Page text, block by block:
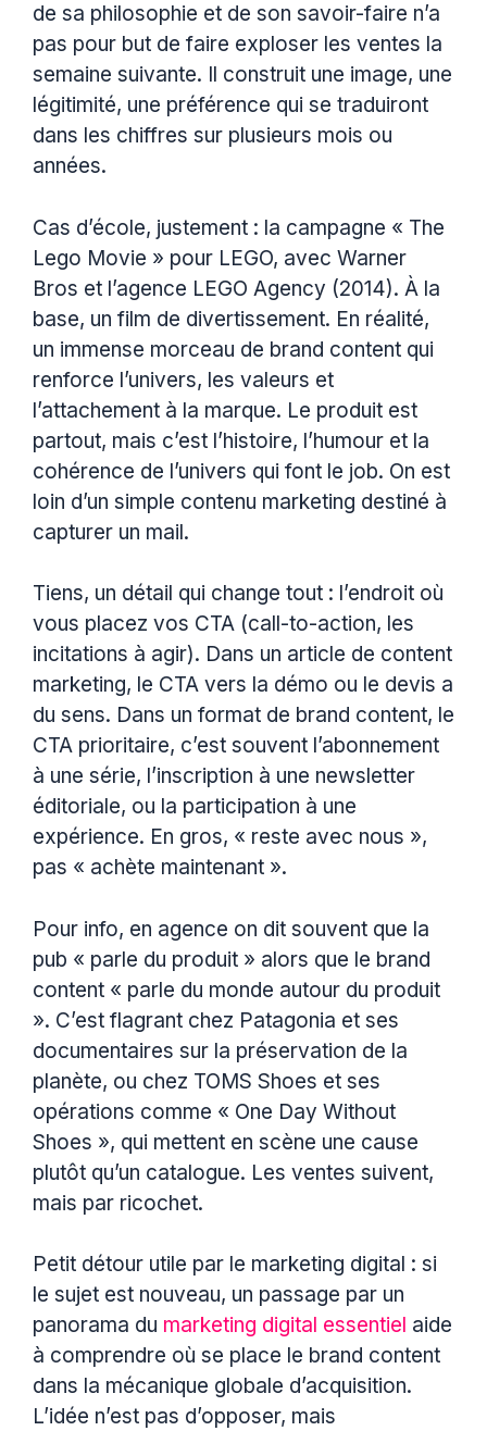
de sa philosophie et de son savoir-faire n’a
pas pour but de faire exploser les ventes la
semaine suivante. Il construit une image, une
légitimité, une préférence qui se traduiront
dans les chiffres sur plusieurs mois ou
années.
Cas d’école, justement : la campagne « The
Lego Movie » pour LEGO, avec Warner
Bros et l’agence LEGO Agency (2014). À la
base, un film de divertissement. En réalité,
un immense morceau de brand content qui
renforce l’univers, les valeurs et
l’attachement à la marque. Le produit est
partout, mais c’est l’histoire, l’humour et la
cohérence de l’univers qui font le job. On est
loin d’un simple contenu marketing destiné à
capturer un mail.
Tiens, un détail qui change tout : l’endroit où
vous placez vos CTA (call-to-action, les
incitations à agir). Dans un article de content
marketing, le CTA vers la démo ou le devis a
du sens. Dans un format de brand content, le
CTA prioritaire, c’est souvent l’abonnement
à une série, l’inscription à une newsletter
éditoriale, ou la participation à une
expérience. En gros, « reste avec nous »,
pas « achète maintenant ».
Pour info, en agence on dit souvent que la
pub « parle du produit » alors que le brand
content « parle du monde autour du produit
». C’est flagrant chez Patagonia et ses
documentaires sur la préservation de la
planète, ou chez TOMS Shoes et ses
opérations comme « One Day Without
Shoes », qui mettent en scène une cause
plutôt qu’un catalogue. Les ventes suivent,
mais par ricochet.
Petit détour utile par le marketing digital : si
le sujet est nouveau, un passage par un
panorama du marketing digital essentiel aide
à comprendre où se place le brand content
dans la mécanique globale d’acquisition.
L’idée n’est pas d’opposer, mais